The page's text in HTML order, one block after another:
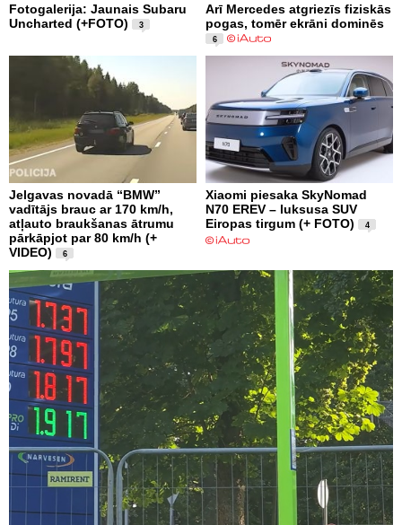
Fotogalerija: Jaunais Subaru
Uncharted (+FOTO)
3
Arī Mercedes atgriezīs fiziskās
pogas, tomēr ekrāni dominēs
6
Jelgavas novadā “BMW”
vadītājs brauc ar 170 km/h,
atļauto braukšanas ātrumu
pārkāpjot par 80 km/h (+
VIDEO)
6
Xiaomi piesaka SkyNomad
N70 EREV – luksusa SUV
Eiropas tirgum (+ FOTO)
4